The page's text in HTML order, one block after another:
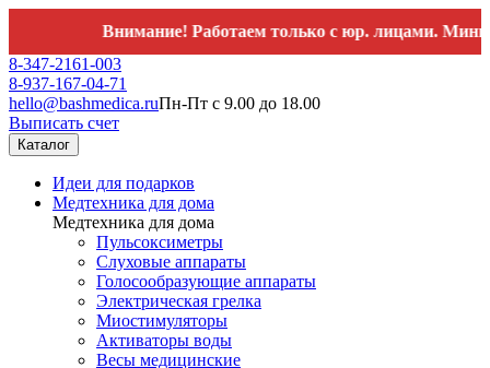
Внимание! Работаем только с юр. лицами.
8-347-2161-003
8-937-167-04-71
hello@bashmedica.ruПн-Пт с 9.00 до 18.00
Выписать счет
Каталог
Идеи для подарков
Медтехника для дома
Медтехника для дома
Пульсоксиметры
Слуховые аппараты
Голосообразующие аппараты
Электрическая грелка
Миостимуляторы
Активаторы воды
Весы медицинские